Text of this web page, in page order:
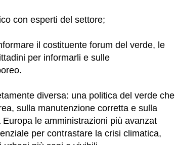
con esperti del settore;
il costituente forum del verde, le
per informarli e sulle
diversa: una politica del verde che
sulla manutenzione corretta e sulla
le amministrazioni più avanzat
per contrastare la crisi climatica,